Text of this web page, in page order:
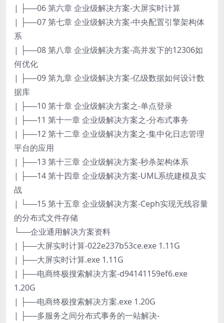
| ├──06 第六章 企业级解决方案-大屏实时计算
| ├──07 第七章 企业级解决方案-中央配置引擎架构体
系
| ├──08 第八章 企业级解决方案-高并发下的12306如
何优化
| ├──09 第九章 企业级解决方案-亿级数据如何设计数
据库
| ├──10 第十章 企业级解决方案之-单点登录
| ├──11 第十一章 企业级解决方案之-分布式事务
| ├──12 第十二章 企业级解决方案之-集中化日志管理
平台的应用
| ├──13 第十三章 企业级解决方案-秒杀架构体系
| ├──14 第十四章 企业级解决方案-UML系统建模及实
战
| └──15 第十五章 企业级解决方案-Ceph实现无线容量
的分布式文件存储
└──企业通用解决方案资料
| ├──大屏实时计算-022e237b53ce.exe 1.11G
| ├──大屏实时计算.exe 1.11G
| ├──电商终极搜索解决方案-d94141159ef6.exe
1.20G
| ├──电商终极搜索解决方案.exe 1.20G
| ├──多服务之间分布式事务的一站解决-